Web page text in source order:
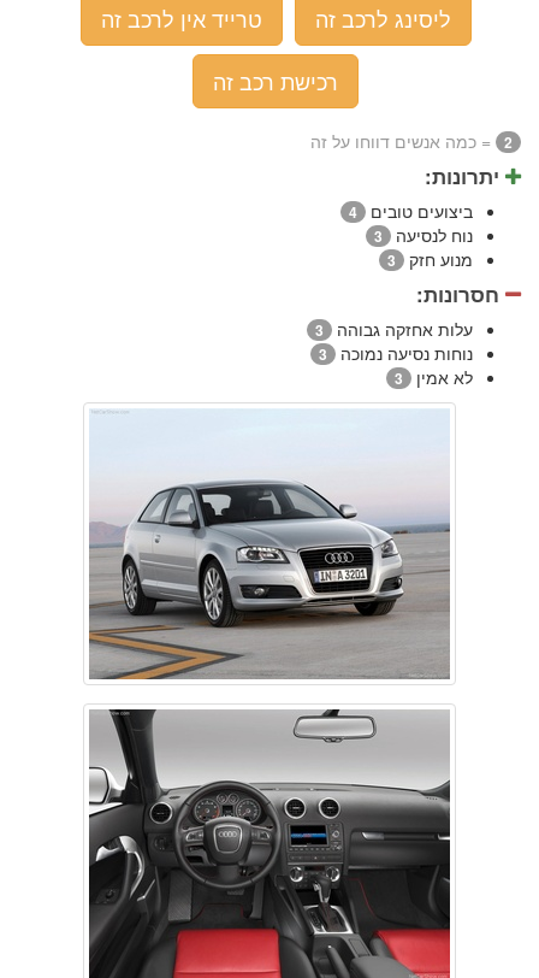
ליסינג לרכב זה
טרייד אין לרכב זה
רכישת רכב זה
2 = כמה אנשים דווחו על זה
יתרונות:
ביצועים טובים 4
נוח לנסיעה 3
מנוע חזק 3
חסרונות:
עלות אחזקה גבוהה 3
נוחות נסיעה נמוכה 3
לא אמין 3